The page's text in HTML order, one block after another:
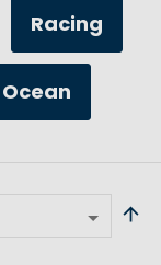
Racing
Ocean